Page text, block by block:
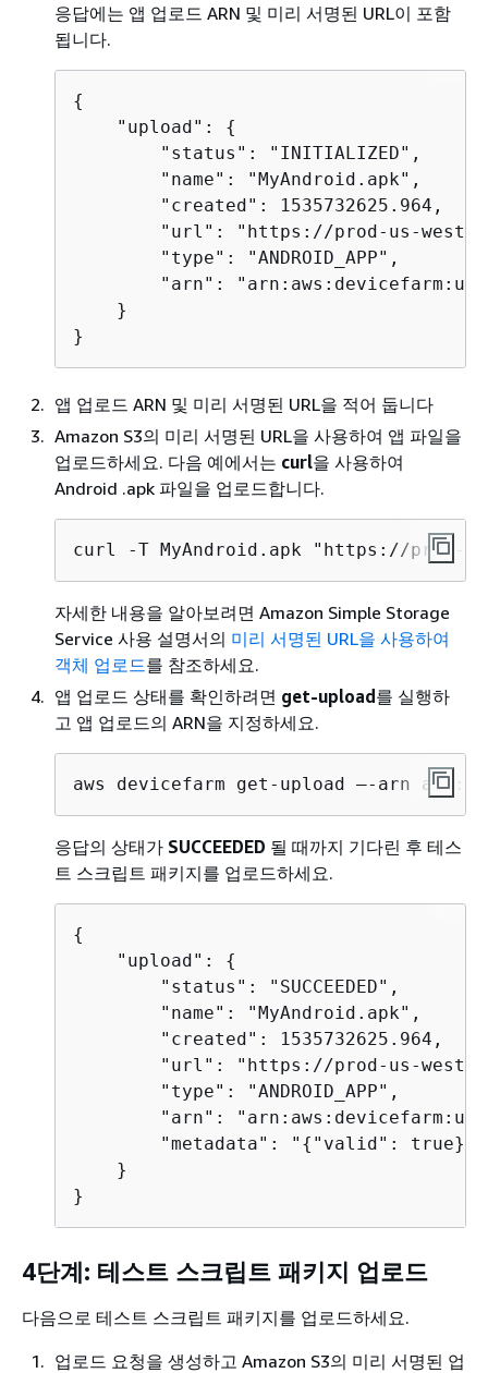
응답에는 앱 업로드 ARN 및 미리 서명된 URL이 포함
됩니다.
{
    "upload":
{
        "status": "INITIALIZED",
        "name": "MyAndroid.apk",
        "created": 1535732625.964,
"url": "https://prod-us-
        "type": "ANDROID_APP",
"arn":
    }
}
앱 업로드 ARN 및 미리 서명된 URL을 적어 둡니다
Amazon S3의 미리 서명된 URL을 사용하여 앱 파일을
업로드하세요. 다음 예에서는 curl을 사용하여
Android .apk 파일을 업로드합니다.
curl -T MyAndroid.apk "https://prod-us-
자세한 내용을 알아보려면 Amazon Simple Storage
Service 사용 설명서의 미리 서명된 URL을 사용하여
객체 업로드를 참조하세요.
앱 업로드 상태를 확인하려면 get-upload를 실행하
고 앱 업로드의 ARN을 지정하세요.
aws devicefarm get-upload –-arn
응답의 상태가 SUCCEEDED 될 때까지 기다린 후 테스
트 스크립트 패키지를 업로드하세요.
{
    "upload":
{
        "status": "SUCCEEDED",
        "name": "MyAndroid.apk",
        "created": 1535732625.964,
"url": "https://prod-us-
        "type": "ANDROID_APP",
"arn":
        "metadata": "
{ "valid": true}"
    }
}
4단계: 테스트 스크립트 패키지 업로드
다음으로 테스트 스크립트 패키지를 업로드하세요.
업로드 요청을 생성하고 Amazon S3의 미리 서명된 업